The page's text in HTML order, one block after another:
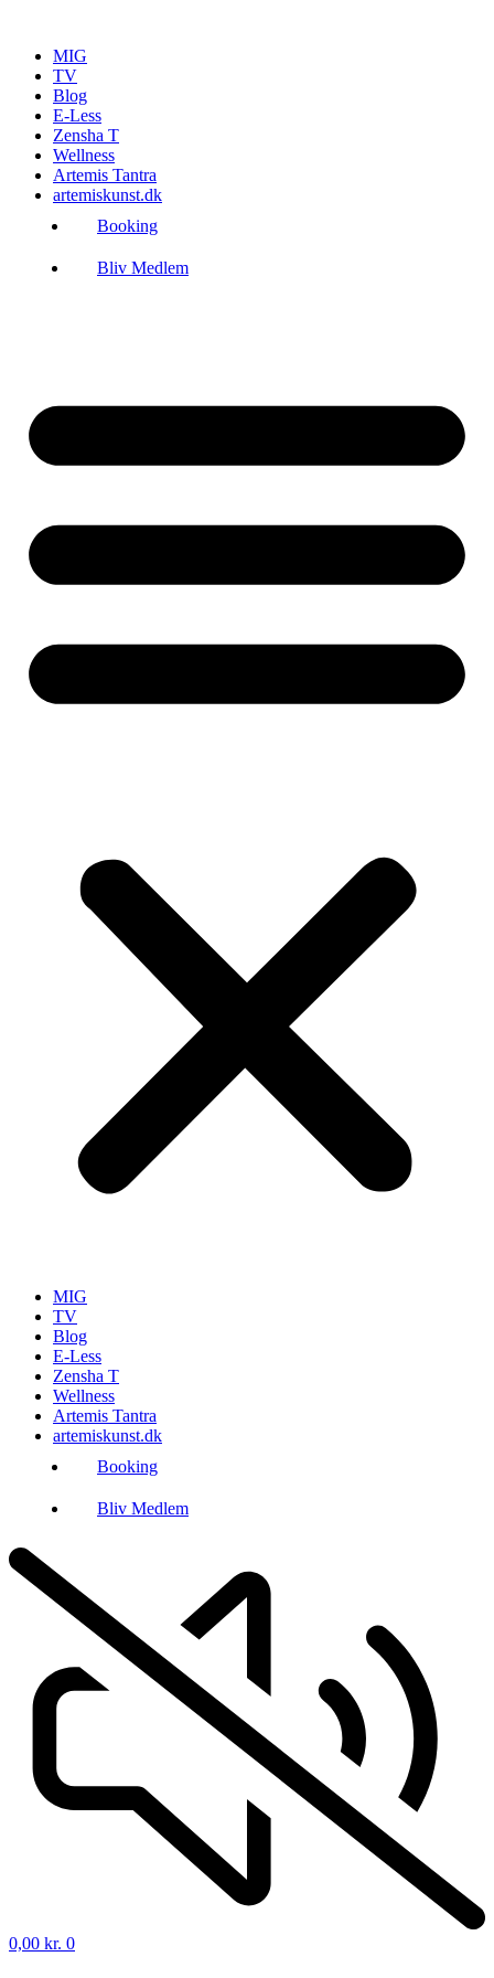
indholdMIG
TV
Blog
E-Less
Zensha T
Wellness
Artemis Tantra
artemiskunst.dk
Booking
Bliv Medlem
MIG
TV
Blog
E-Less
Zensha T
Wellness
Artemis Tantra
artemiskunst.dk
Booking
Bliv Medlem
0,00 kr. 0